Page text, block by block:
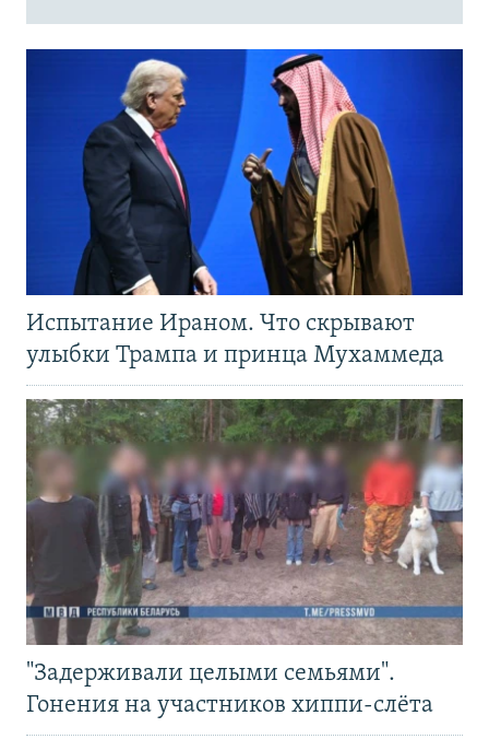
Испытание Ираном. Что скрывают
улыбки Трампа и принца Мухаммеда
"Задерживали целыми семьями".
Гонения на участников хиппи-слёта